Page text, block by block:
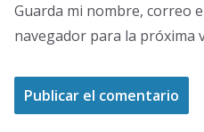
Guarda mi nombre, correo
navegador para la próxima